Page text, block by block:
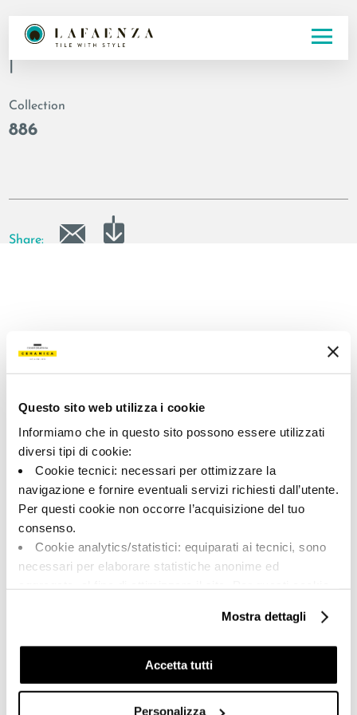
Questo sito web utilizza i cookie
Informiamo che in questo sito possono essere utilizzati
diversi tipi di cookie:
Cookie tecnici: necessari per ottimizzare la
navigazione e fornire eventuali servizi richiesti dall’utente.
Per questi cookie non occorre l’acquisizione del tuo
consenso.
Cookie analytics/statistici: equiparati ai tecnici, sono
necessari per elaborare statistiche anonime ed
Cookie di profilazione/marketing: sono utilizzati, solo
previo tuo consenso, per esaminare le tue abitudini di
navigazione e mostrarti quindi avvisi pubblicitari mirati, in
linea con le tue preferenze.
Mostra dettagli
Accetta tutti
Personalizza
Codice
|
Collection
886
Share:
A brand of Cooperativa Ceramica d’Imola
Tel: +39 0542 601601
CERTIFICATIONS
COLLECTIONS